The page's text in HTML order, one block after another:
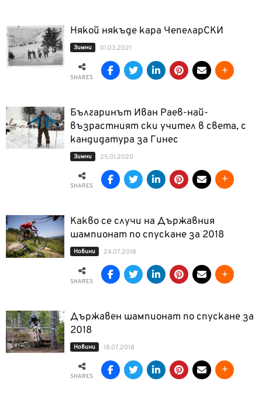
Някой някъде кара ЧепеларСКИ
Зимни 01.03.2021
SHARES
Българинът Иван Раев-най-
възрастният ски учител в света, с
кандидатура за Гинес
Зимни 25.01.2020
SHARES
Какво се случи на Държавния
шампионат по спускане за 2018
Новини 24.07.2018
SHARES
Държавен шампионат по спускане за
2018
Новини 18.07.2018
SHARES